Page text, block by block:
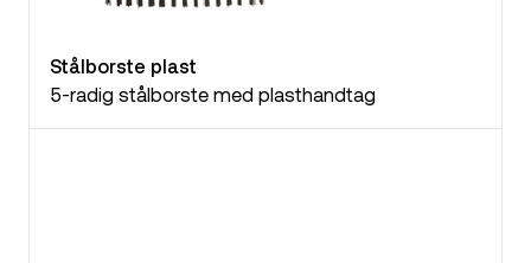
Stålborste plast
5-radig stålborste med plasthandtag